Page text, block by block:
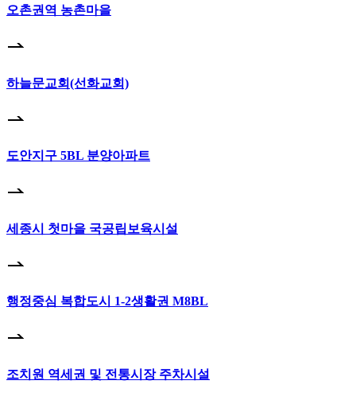
오촌권역 농촌마을
하늘문교회(선화교회)
도안지구 5BL 분양아파트
세종시 첫마을 국공립보육시설
행정중심 복합도시 1-2생활권 M8BL
조치원 역세권 및 전통시장 주차시설